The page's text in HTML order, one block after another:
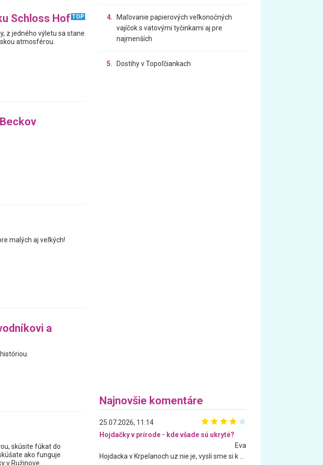
Schloss Hof TOP
z jedného výletu sa stane
atmosférou.
malých aj veľkých!
a
skúsite fúkat do
ako funguje
v Ružinove.
4.
Maľovanie papierových veľkonočných
vajíčok s vatovými tyčinkami aj pre
najmenších
5. Dostihy v Topoľčiankach
Najnovšie komentáre
25.07.2026, 11:14
Hojdačky v prírode - kde všade sú ukryté?
Eva